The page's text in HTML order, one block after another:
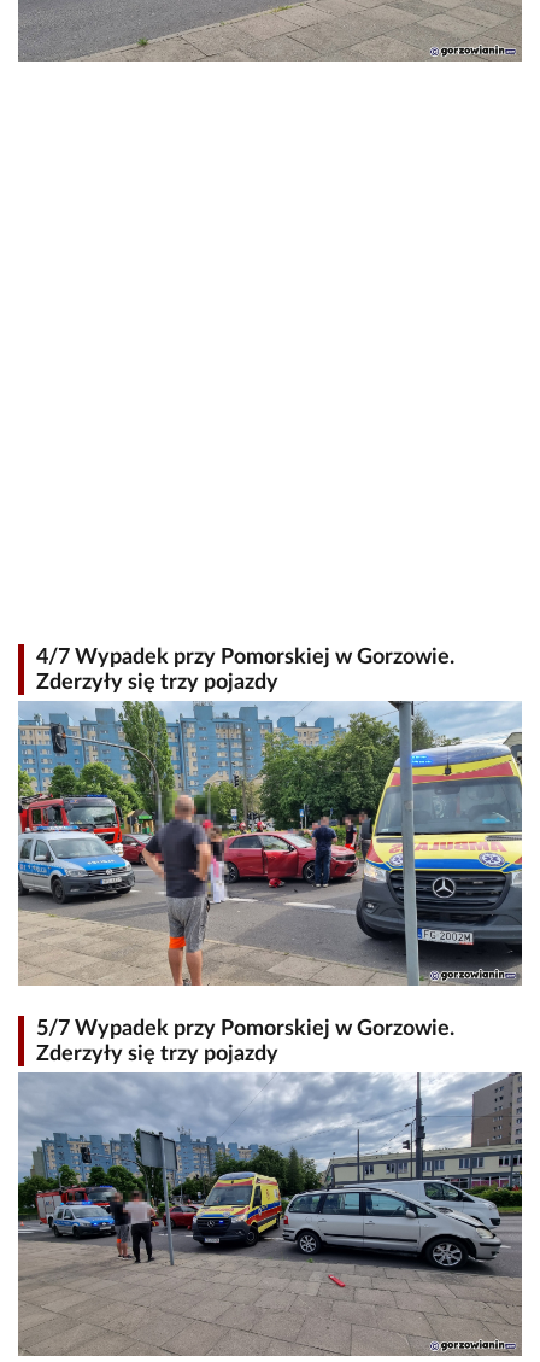
4/7 Wypadek przy Pomorskiej w Gorzowie.
Zderzyły się trzy pojazdy
5/7 Wypadek przy Pomorskiej w Gorzowie.
Zderzyły się trzy pojazdy